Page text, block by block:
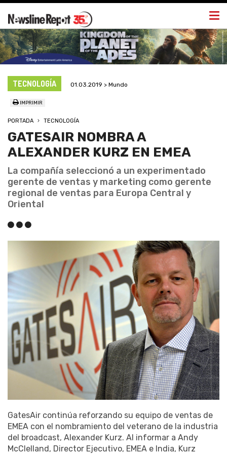
TECNOLOGÍA 01.03.2019 > Mundo
IMPRIMIR
PORTADA TECNOLOGÍA
GATESAIR NOMBRA A
ALEXANDER KURZ EN EMEA
La compañía seleccionó a un experimentado
gerente de ventas y marketing como gerente
regional de ventas para Europa Central y
Oriental
GatesAir continúa reforzando su equipo de ventas de
EMEA con el nombramiento del veterano de la industria
del broadcast, Alexander Kurz. Al informar a Andy
McClelland, Director Ejecutivo, EMEA e India, Kurz